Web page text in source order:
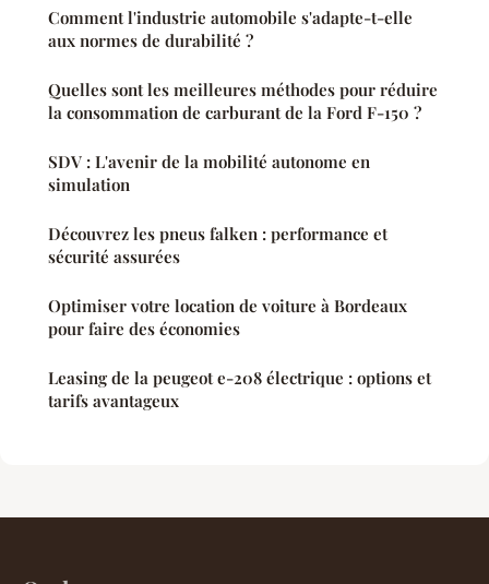
Comment l'industrie automobile s'adapte-t-elle
aux normes de durabilité ?
Quelles sont les meilleures méthodes pour réduire
la consommation de carburant de la Ford F-150 ?
SDV : L'avenir de la mobilité autonome en
simulation
Découvrez les pneus falken : performance et
sécurité assurées
Optimiser votre location de voiture à Bordeaux
pour faire des économies
Leasing de la peugeot e-208 électrique : options et
tarifs avantageux